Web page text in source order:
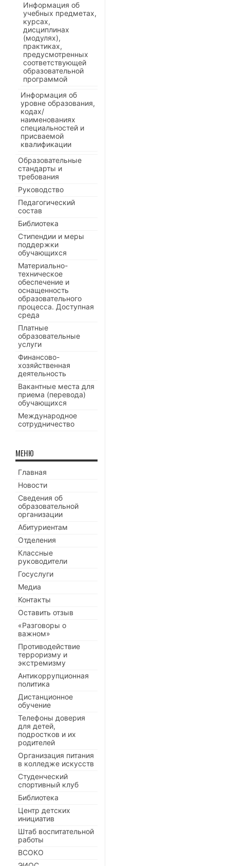
Информация об
учебных предметах,
курсах,
дисциплинах
(модулях),
практиках,
предусмотренных
соответствующей
образовательной
программой
Информация об
уровне образования,
кодах/
наименованиях
специальностей и
присваемой
квалификации
Образовательные
стандарты и
требования
Руководство
Педагогический
состав
Библиотека
Стипендии и меры
поддержки
обучающихся
Материально-
техническое
обеспечение и
оснащенность
образовательного
процесса. Доступная
среда
Платные
образовательные
услуги
Финансово-
хозяйственная
деятельность
Вакантные места для
приема (перевода)
обучающихся
Международное
сотрудничество
МЕНЮ
Главная
Новости
Сведения об
образовательной
организации
Абитуриентам
Отделения
Классные
руководители
Госуслуги
Медиа
Контакты
Оставить отзыв
«Разговоры о
важном»
Противодействие
терроризму и
экстремизму
Антикоррупционная
политика
Дистанционное
обучение
Телефоны доверия
для детей,
подростков и их
родителей
Организация питания
в колледже искусств
Студенческий
спортивный клуб
Библиотека
Центр детских
инициатив
Штаб воспитательной
работы
ВСОКО